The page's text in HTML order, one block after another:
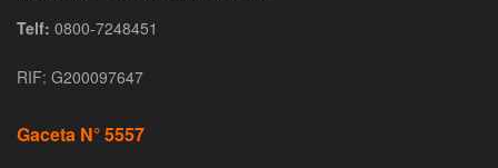
Telf: 0800-7248451
RIF: G200097647
Gaceta N° 5557